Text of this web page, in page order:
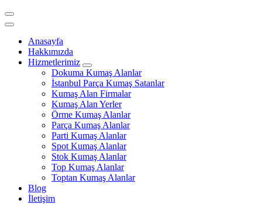
Anasayfa
Hakkımızda
Hizmetlerimiz
Dokuma Kumaş Alanlar
İstanbul Parça Kumaş Satanlar
Kumaş Alan Firmalar
Kumaş Alan Yerler
Örme Kumaş Alanlar
Parça Kumaş Alanlar
Parti Kumaş Alanlar
Spot Kumaş Alanlar
Stok Kumaş Alanlar
Top Kumaş Alanlar
Toptan Kumaş Alanlar
Blog
İletişim